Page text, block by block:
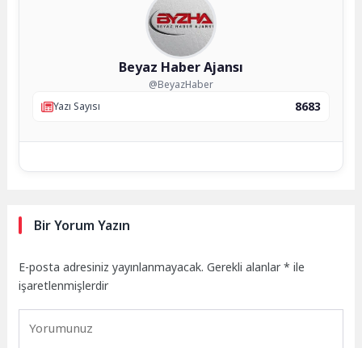
Beyaz Haber Ajansı
@BeyazHaber
Yazı Sayısı
8683
Bir Yorum Yazın
E-posta adresiniz yayınlanmayacak. Gerekli alanlar* ile
işaretlenmişlerdir